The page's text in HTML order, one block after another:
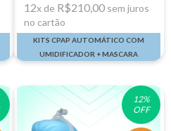
12x de R$210,00 sem juros
no cartão
KITS CPAP AUTOMÁTICO COM
UMIDIFICADOR + MASCARA
12%
OFF